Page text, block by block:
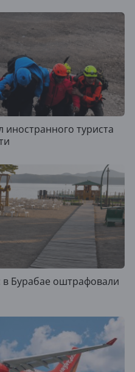
туриста
в Бурабае оштрафовали